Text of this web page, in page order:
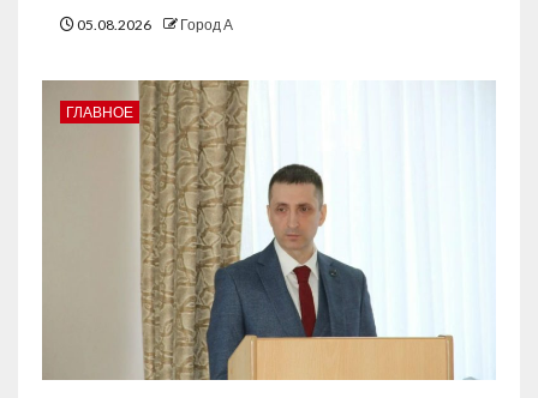
05.08.2026 Город А
ГЛАВНОЕ